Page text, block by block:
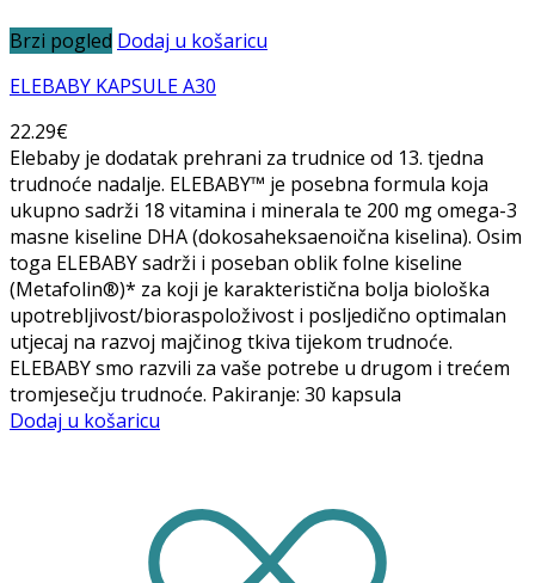
Brzi pogled Dodaj u košaricu
ELEBABY KAPSULE A30
22.29€
Elebaby je dodatak prehrani za trudnice od 13. tjedna
trudnoće nadalje. ELEBABY™ je posebna formula koja
ukupno sadrži 18 vitamina i minerala te 200 mg omega-3
masne kiseline DHA (dokosaheksaenoična kiselina). Osim
toga ELEBABY sadrži i poseban oblik folne kiseline
(Metafolin®)* za koji je karakteristična bolja biološka
upotrebljivost/bioraspoloživost i posljedično optimalan
utjecaj na razvoj majčinog tkiva tijekom trudnoće.
ELEBABY smo razvili za vaše potrebe u drugom i trećem
tromjesečju trudnoće. Pakiranje: 30 kapsula
Dodaj u košaricu